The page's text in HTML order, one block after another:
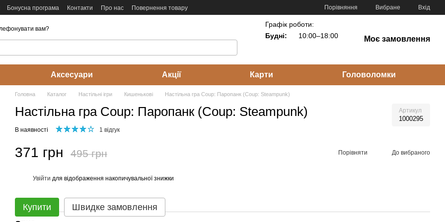
Бонусна програма Контакти Про нас
Повернення товару
Порівняння Вибране Вхід
вам?
Графік роботи:
Будні:
10:00–18:00 Моє замовлення
Аксесуари Акції Карти Головоломки
Головна Каталог Настільні ігри Кишенькові Настільна гра Coup: Паропанк (Coup: Steampunk)
Настільна гра Coup: Паропанк (Coup: Steampunk) Артикул
1000295
В наявності 1 відгук
371 грн 495 грн Порівняти До вибраного
Увійти для відображення накопичувальної знижки
Купити Швидке замовлення